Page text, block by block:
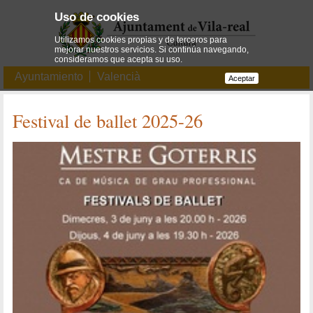
Ayuntamiento Valencià
Festival de ballet 2025-26
Uso de cookies
Utilizamos cookies propias y de terceros para
mejorar nuestros servicios. Si continúa navegando,
consideramos que acepta su uso.
Aceptar